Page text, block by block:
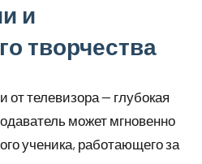
и
творчества
от телевизора — глубокая
может мгновенно
ученика, работающего за